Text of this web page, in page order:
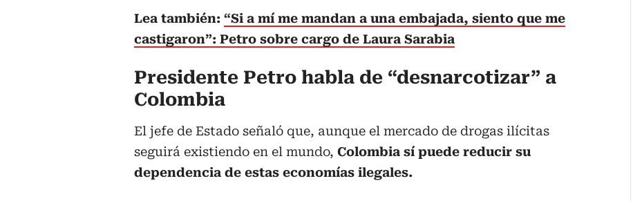
Lea también: “Si a mí me mandan a una embajada, siento que me
castigaron”: Petro sobre cargo de Laura Sarabia
Presidente Petro habla de “desnarcotizar” a
Colombia
El jefe de Estado señaló que, aunque el mercado de drogas ilícitas
seguirá existiendo en el mundo, Colombia sí puede reducir su
dependencia de estas economías ilegales.